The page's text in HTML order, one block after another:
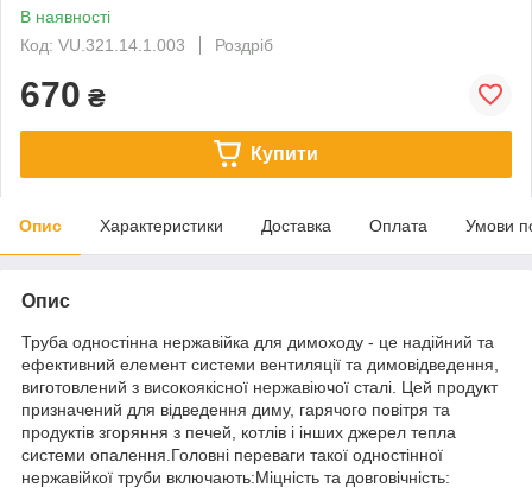
В наявності
Код: VU.321.14.1.003
Роздріб
670 ₴
Купити
Опис Характеристики Доставка Оплата Умови
Опис
Труба одностінна нержавійка для димоходу - це надійний та
ефективний елемент системи вентиляції та димовідведення,
виготовлений з високоякісної нержавіючої сталі. Цей продукт
призначений для відведення диму, гарячого повітря та
продуктів згоряння з печей, котлів і інших джерел тепла
системи опалення.Головні переваги такої одностінної
нержавійкої труби включають:Міцність та довговічність: